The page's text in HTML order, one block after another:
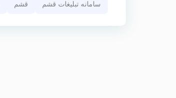
سامانه تبلیغات قشم قشم